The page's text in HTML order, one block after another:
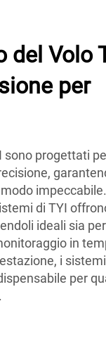
del Volo
per
sono progettati
di TYI
ideali sia
in
i
per